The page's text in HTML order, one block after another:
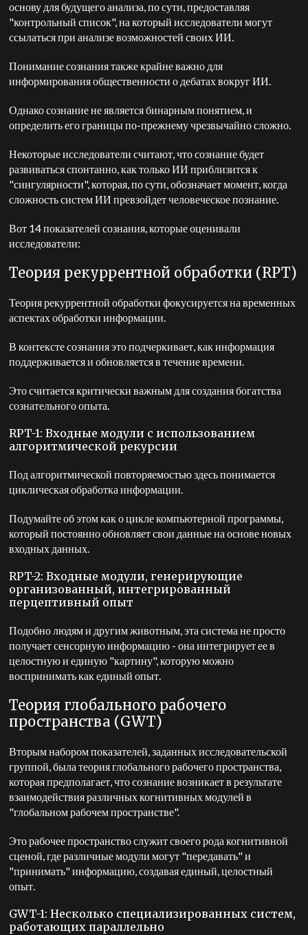
основу для будущего анализа, по сути, предоставляя
"контрольный список", на который исследователи могут
ссылаться при анализе возможностей своих ИИ.
Понимание сознания также крайне важно для
информирования общественности о дебатах вокруг ИИ.
Однако сознание не является бинарным понятием, и
определить его границы по-прежнему чрезвычайно сложно.
Некоторые исследователи считают, что сознание будет
развиваться спонтанно, как только ИИ приблизится к
"сингулярности", которая, по сути, обозначает момент, когда
сложность систем ИИ превзойдет человеческое познание.
Вот 14 показателей сознания, которые оценивали
исследователи:
Теория рекуррентной обработки (RPT)
Теория рекуррентной обработки фокусируется на временных
аспектах обработки информации.
В контексте сознания это подчеркивает, как информация
поддерживается и обновляется в течение времени.
Это считается критически важным для создания богатства
сознательного опыта.
RPT-1: Входные модули с использованием
алгоритмической рекурсии
Под алгоритмической повторяемостью здесь понимается
циклическая обработка информации.
Подумайте об этом как о цикле компьютерной программы,
который постоянно обновляет свои данные на основе новых
входных данных.
RPT-2: Входные модули, генерирующие
организованный, интегрированный
перцептивный опыт
Подобно людям и другим животным, эта система не просто
получает сенсорную информацию - она интегрирует ее в
целостную и единую "картину", которую можно
воспринимать как единый опыт.
Теория глобального рабочего
пространства (GWT)
Вторым набором показателей, заданных исследовательской
группой, была теория глобального рабочего пространства,
которая предполагает, что сознание возникает в результате
взаимодействия различных когнитивных модулей в
"глобальном рабочем пространстве".
Это рабочее пространство служит своего рода когнитивной
сценой, где различные модули могут "передавать" и
"принимать" информацию, создавая единый, целостный
опыт.
GWT-1: Несколько специализированных систем,
работающих параллельно